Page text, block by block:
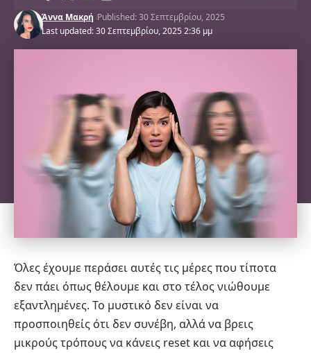
Last updated: 30 Σεπτεμβρίου, 2025 2:36 μμ
Άννα Μακρή Published: 30 Σεπτεμβρίου, 2025
Όλες έχουμε περάσει αυτές τις μέρες που τίποτα
δεν πάει όπως θέλουμε και στο τέλος νιώθουμε
εξαντλημένες. Το μυστικό δεν είναι να
προσποιηθείς ότι δεν συνέβη, αλλά να βρεις
μικρούς τρόπους να κάνεις reset και να αφήσεις